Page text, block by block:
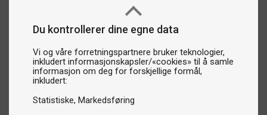
Du kontrollerer dine egne data
Vi og våre forretningspartnere bruker teknologier,
inkludert informasjonskapsler/«cookies» til å samle
informasjon om deg for forskjellige formål,
inkludert:
Statistiske Markedsføring